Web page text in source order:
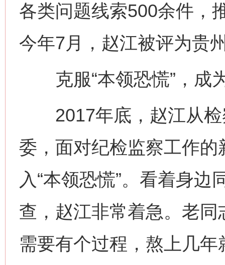
各类问题线索500余件，
今年7月，赵江被评为贵
克服“本领恐慌”，成
2017年底，赵江从检
委，面对纪检监察工作
入“本领恐慌”。看着身
查，赵江非常着急。老同
需要有个过程，熬上几年